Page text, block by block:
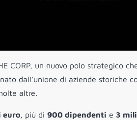
CORP, un nuovo polo strategico
dall’unione di aziende storiche
altre.
euro, più di 900 dipendenti e 3